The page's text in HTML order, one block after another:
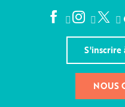
S'inscrire
NOUS